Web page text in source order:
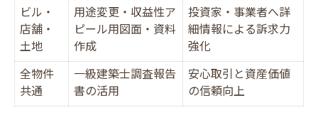
ビル・
店舗・
土地
用途変更・収益性ア
ピール用図面・資料
作成
投資家・事業者へ詳
細情報による訴求力
強化
全物件
共通
一級建築士調査報告
書の活用
安心取引と資産価値
の信頼向上